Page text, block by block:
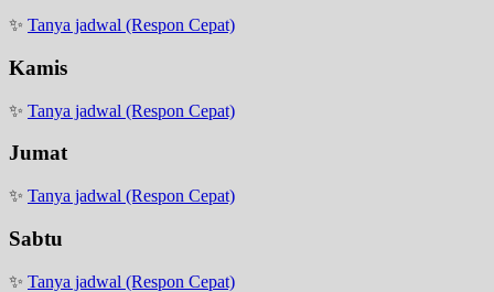
✨ Tanya jadwal (Respon Cepat)
Kamis
✨ Tanya jadwal (Respon Cepat)
Jumat
✨ Tanya jadwal (Respon Cepat)
Sabtu
✨ Tanya jadwal (Respon Cepat)